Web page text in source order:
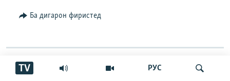
РУС
TV
Ба дигарон фиристед